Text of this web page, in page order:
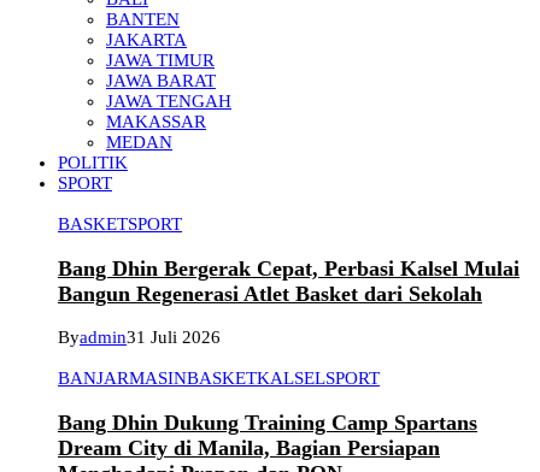
BANTEN
JAKARTA
JAWA TIMUR
JAWA BARAT
JAWA TENGAH
MAKASSAR
MEDAN
POLITIK
SPORT
BASKETSPORT
Bang Dhin Bergerak Cepat, Perbasi Kalsel Mulai
Bangun Regenerasi Atlet Basket dari Sekolah
Byadmin31 Juli 2026
BANJARMASINBASKETKALSELSPORT
Bang Dhin Dukung Training Camp Spartans
Dream City di Manila, Bagian Persiapan